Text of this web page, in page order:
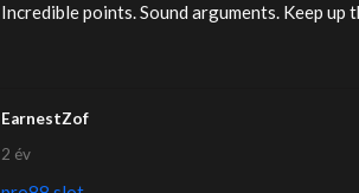
Incredible points. Sound arguments. Keep up
EarnestZof
2 év